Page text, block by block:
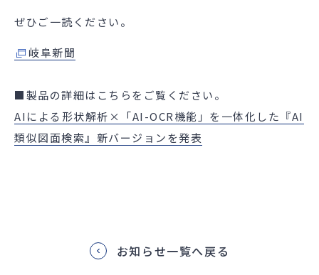
ぜひご一読ください。
岐阜新聞
■製品の詳細はこちらをご覧ください。
AIによる形状解析×「AI-OCR機能」を一体化した『AI
類似図面検索』新バージョンを発表
お知らせ一覧へ戻る